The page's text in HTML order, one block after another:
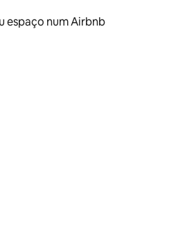
espaço num Airbnb